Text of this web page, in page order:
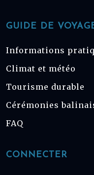
GUIDE DE
Informations
Climat et météo
Tourisme durable
Cérémonies
FAQ
CONNECTER